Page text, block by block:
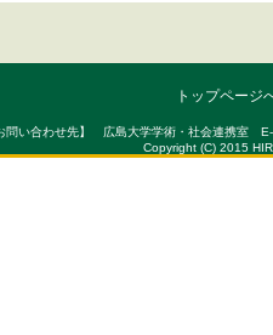
トップページ
い合わせ先】 広島大学学術・社会連携室 E-
Copyright (C) 2015